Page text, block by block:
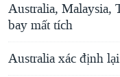
Australia, Malaysia,
bay mất tích
Australia xác định